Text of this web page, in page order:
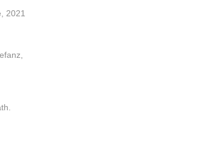
2021